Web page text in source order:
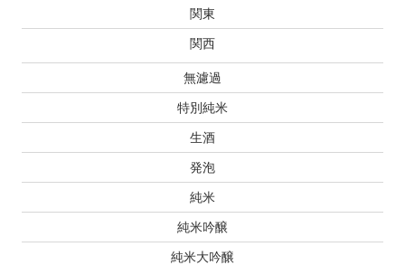
関東
関西
無濾過
特別純米
生酒
発泡
純米
純米吟醸
純米大吟醸